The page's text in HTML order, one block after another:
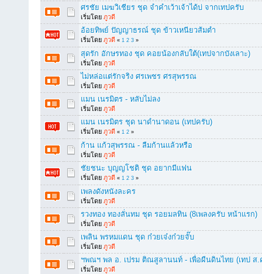
ศรชัย เมฆวิเชียร ชุด จำคำเว้าเจ้าได้บ่ จากเทปครับ
เริ่มโดย ภูวดี
อ้อยทิพย์ ปัญญาธรณ์ ชุด ข้าวเหนียวส้มตำ
เริ่มโดย ภูวดี « 1 2 3 »
สุดรัก อักษรทอง ชุด คอยน้องกลับใต้(เทปจากบังเลาะ)
เริ่มโดย ภูวดี
ไม่หล่อแต่รักจริง ศรเพชร ศรสุพรรณ
เริ่มโดย ภูวดี
แมน เนรมิตร - หลับไม่ลง
เริ่มโดย ภูวดี
แมน เนรมิตร ชุด นาดำนาดอน (เทปครับ)
เริ่มโดย ภูวดี « 1 2 »
ก้าน แก้วสุพรรณ - ลืมก้านแล้วหรือ
เริ่มโดย ภูวดี
ชัยชนะ บุญญโชติ ชุด อยากมีแฟน
เริ่มโดย ภูวดี « 1 2 3 »
เพลงดังหนังละคร
เริ่มโดย ภูวดี
รวงทอง ทองลั่นทม ชุด รอยมลทิน (8เพลงครับ หน้าแรก)
เริ่มโดย ภูวดี
เพลิน พรหมแดน ชุด ก๋วยเจ๋งก๋วยจั๊บ
เริ่มโดย ภูวดี
ฯพณฯ พล อ. เปรม ติณสูลานนท์ - เพื่อผืนดินไทย (เทป ส.
เริ่มโดย ภูวดี